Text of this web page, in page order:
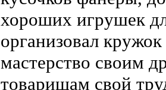
хороших игрушек
организовал
мастерство своим
товарищам свой